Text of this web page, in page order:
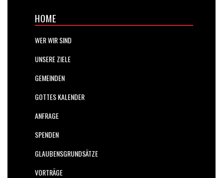
HOME
WER WIR SIND
UNSERE ZIELE
GEMEINDEN
GOTTES KALENDER
ANFRAGE
SPENDEN
GLAUBENSGRUNDSÄTZE
VORTRÄGE